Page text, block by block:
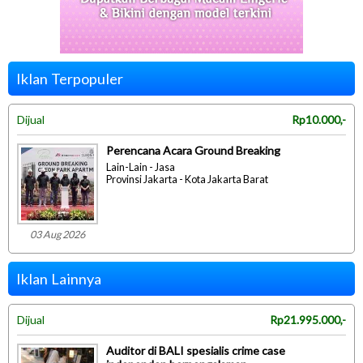
Iklan Terpopuler
Dijual Rp10.000,-
03 Aug 2026
Perencana Acara Ground Breaking
Lain-Lain - Jasa
Provinsi Jakarta - Kota Jakarta Barat
Iklan Lainnya
Dijual Rp21.995.000,-
Auditor di BALI spesialis crime case